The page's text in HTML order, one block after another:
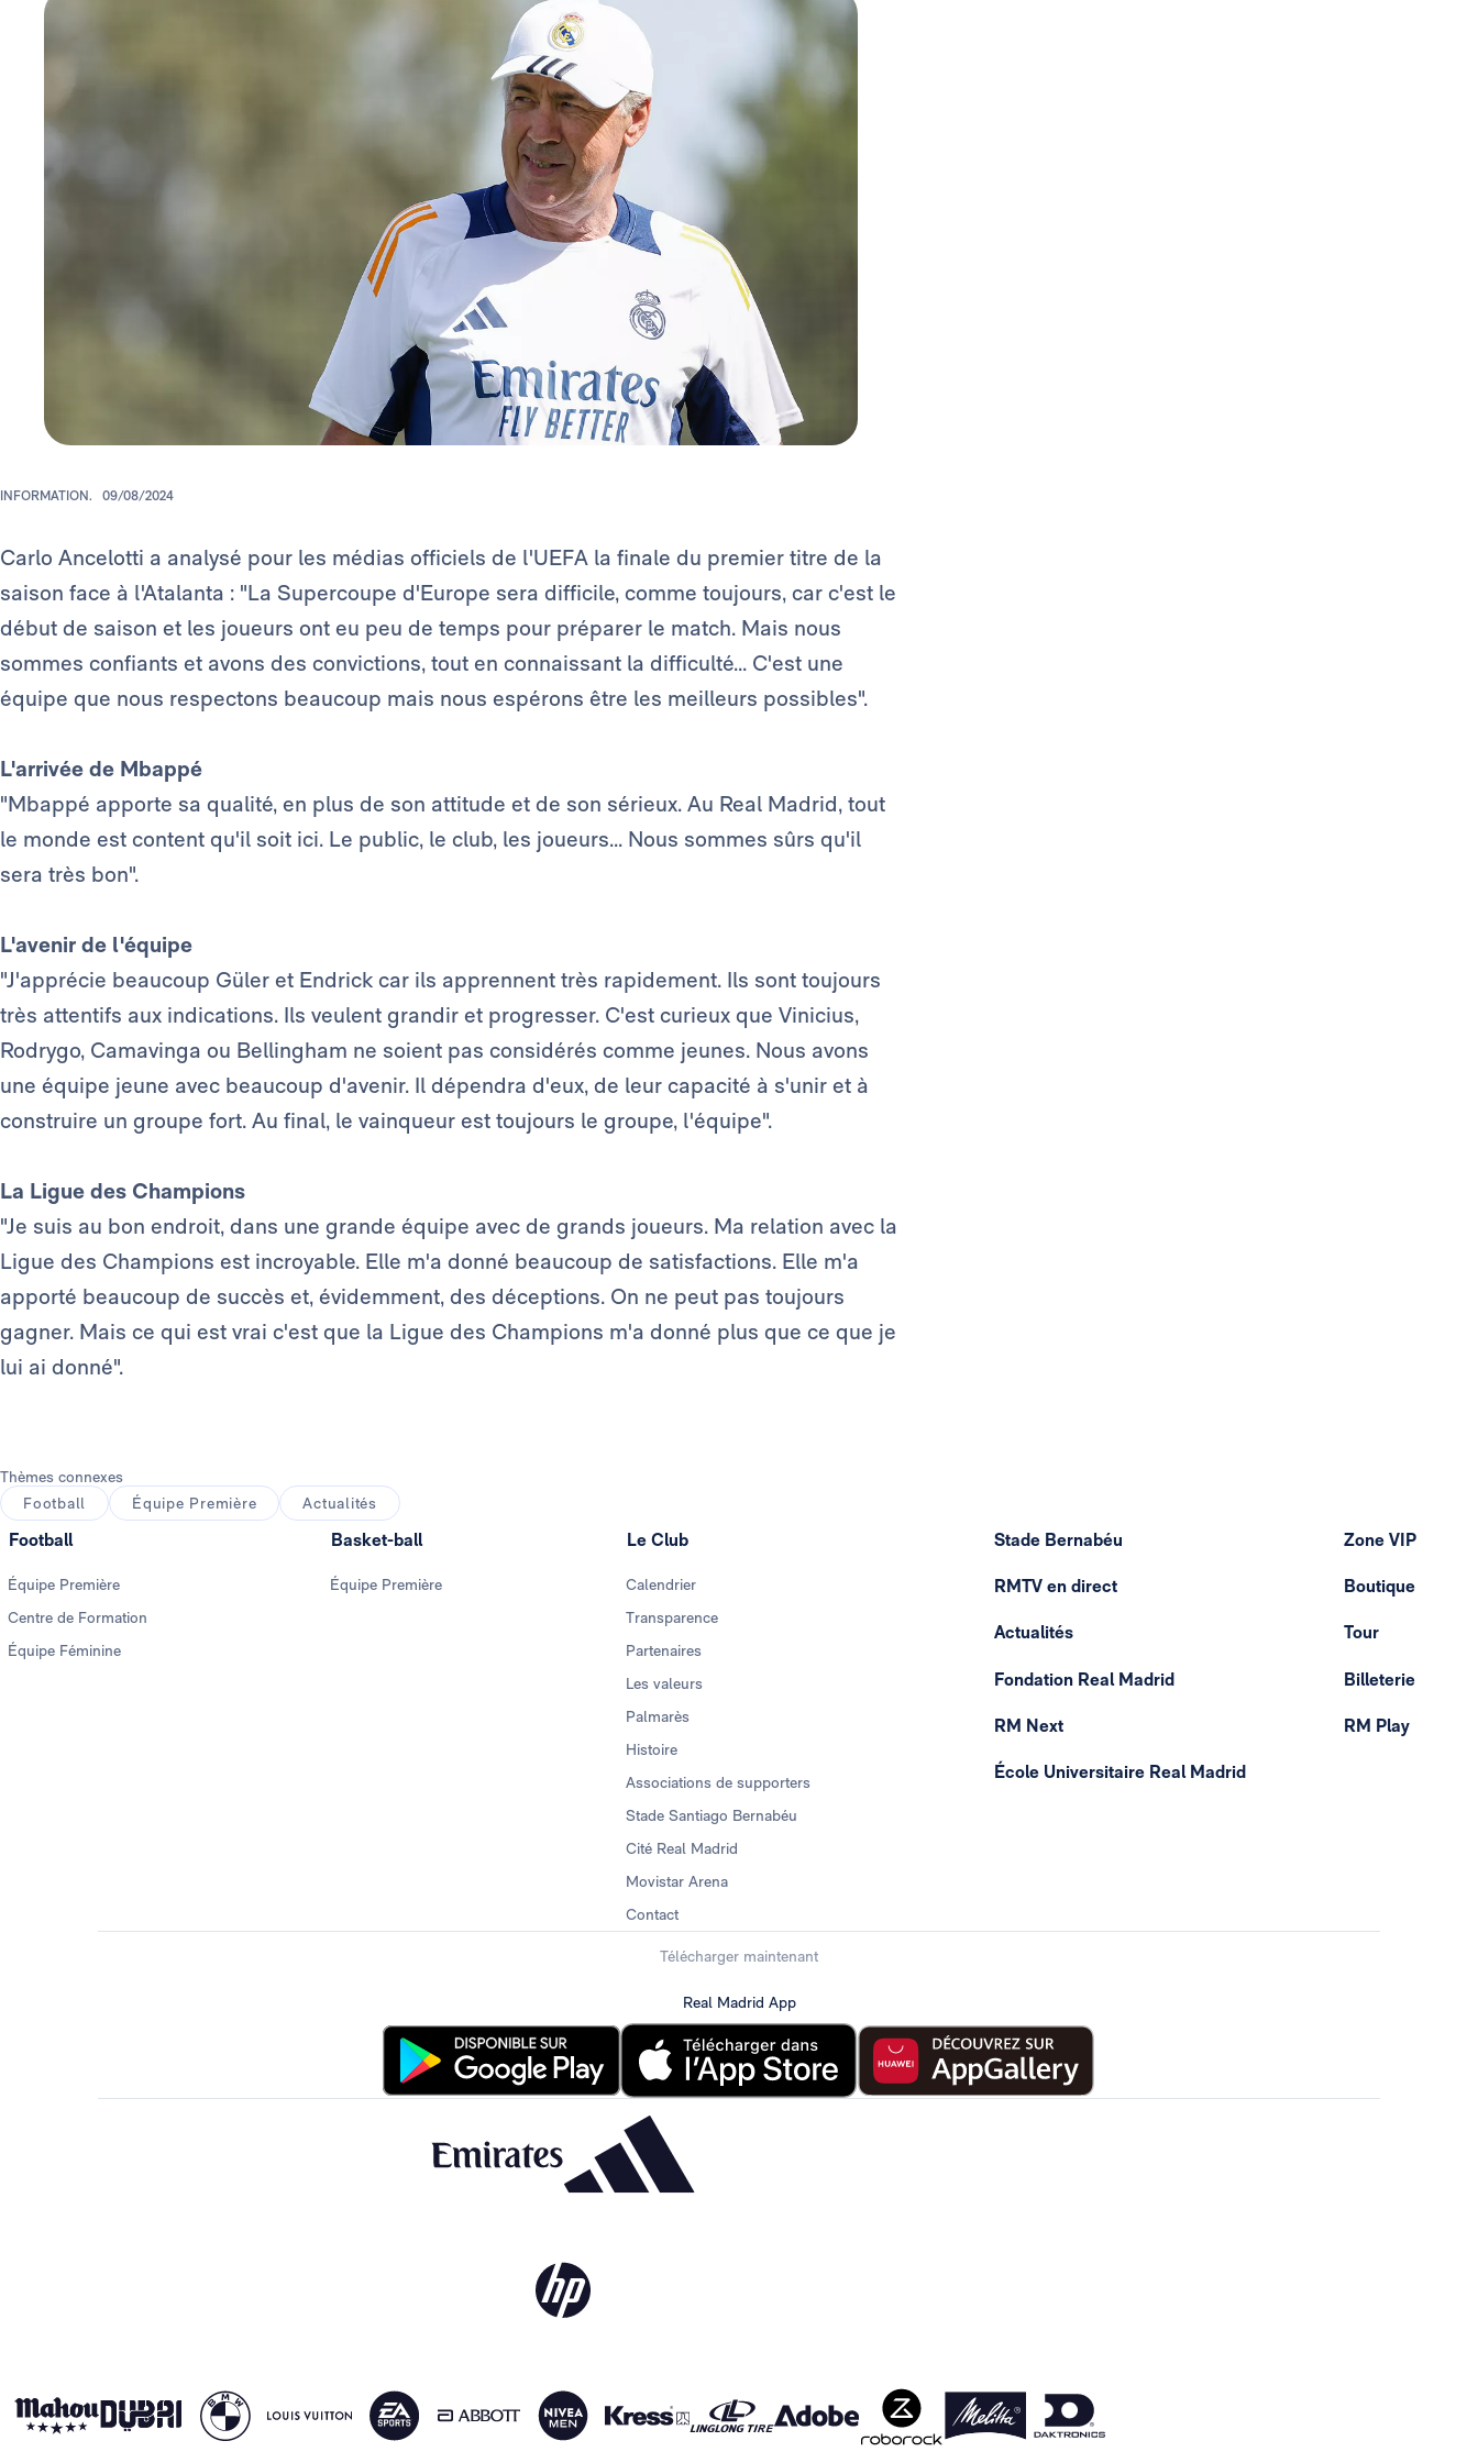
INFORMATION. 09/08/2024
Carlo Ancelotti a analysé pour les médias officiels de l'UEFA la finale du premier titre de la
saison face à l'Atalanta : "La Supercoupe d'Europe sera difficile, comme toujours, car c'est le
début de saison et les joueurs ont eu peu de temps pour préparer le match. Mais nous
sommes confiants et avons des convictions, tout en connaissant la difficulté... C'est une
équipe que nous respectons beaucoup mais nous espérons être les meilleurs possibles".
L'arrivée de Mbappé
"Mbappé apporte sa qualité, en plus de son attitude et de son sérieux. Au Real Madrid, tout
le monde est content qu'il soit ici. Le public, le club, les joueurs... Nous sommes sûrs qu'il
sera très bon".
L'avenir de l'équipe
"J'apprécie beaucoup Güler et Endrick car ils apprennent très rapidement. Ils sont toujours
très attentifs aux indications. Ils veulent grandir et progresser. C'est curieux que Vinicius,
Rodrygo, Camavinga ou Bellingham ne soient pas considérés comme jeunes. Nous avons
une équipe jeune avec beaucoup d'avenir. Il dépendra d'eux, de leur capacité à s'unir et à
construire un groupe fort. Au final, le vainqueur est toujours le groupe, l'équipe".
La Ligue des Champions
"Je suis au bon endroit, dans une grande équipe avec de grands joueurs. Ma relation avec la
Ligue des Champions est incroyable. Elle m'a donné beaucoup de satisfactions. Elle m'a
apporté beaucoup de succès et, évidemment, des déceptions. On ne peut pas toujours
gagner. Mais ce qui est vrai c'est que la Ligue des Champions m'a donné plus que ce que je
lui ai donné".
Thèmes connexes
Football
Équipe Première Actualités
Football
Équipe Première
Centre de Formation
Équipe Féminine
Basket-ball
Équipe Première
Le Club
Calendrier
Transparence
Partenaires
Les valeurs
Palmarès
Histoire
Associations de supporters
Stade Santiago Bernabéu
Cité Real Madrid
Movistar Arena
Contact
Stade Bernabéu
RMTV en direct
Actualités
Fondation Real Madrid
RM Next
École Universitaire Real Madrid
Zone VIP
Boutique
Tour
Billeterie
RM Play
Télécharger maintenant
Real Madrid App